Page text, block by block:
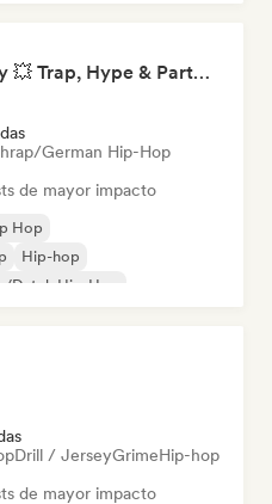
Hip Hop Hooray 💥 Trap, Hype & Party Rap Bangers
German Hip-Hop
de mayor impacto
Hop
Hip-hop
Dutch Hip-Hop
Drill / JerseyGrimeHip-hop
de mayor impacto